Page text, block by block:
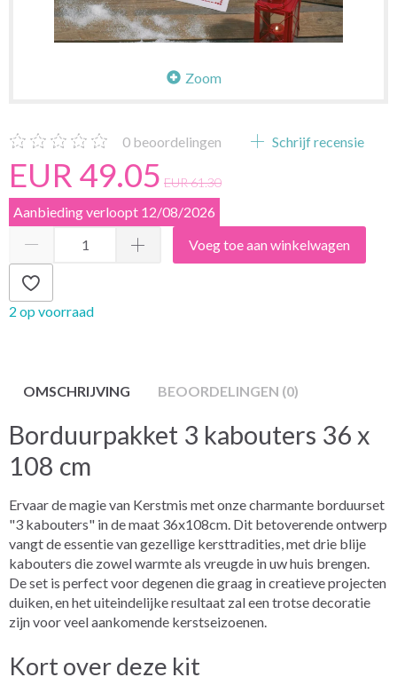
Zoom
0 beoordelingen Schrijf recensie
EUR 49.05 EUR 61.30
Aanbieding verloopt 12/08/2026
Voeg toe aan winkelwagen
2 op voorraad
OMSCHRIJVING BEOORDELINGEN (0)
Borduurpakket 3 kabouters 36 x
108 cm
Ervaar de magie van Kerstmis met onze charmante borduurset
"3 kabouters" in de maat 36x108cm. Dit betoverende ontwerp
vangt de essentie van gezellige kersttradities, met drie blije
kabouters die zowel warmte als vreugde in uw huis brengen.
De set is perfect voor degenen die graag in creatieve projecten
duiken, en het uiteindelijke resultaat zal een trotse decoratie
zijn voor veel aankomende kerstseizoenen.
Kort over deze kit